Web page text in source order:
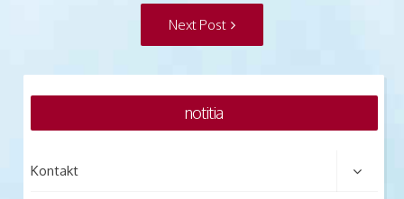
Next Post
Post:
notitia
Kontakt